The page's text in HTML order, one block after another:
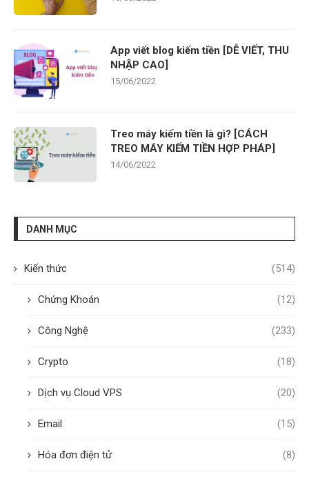
App viết blog kiếm tiền [DỄ VIẾT, THU
NHẬP CAO]
15/06/2022
Treo máy kiếm tiền là gì? [CÁCH
TREO MÁY KIẾM TIỀN HỢP PHÁP]
14/06/2022
DANH MỤC
Kiến thức (514)
Chứng Khoán (12)
Công Nghệ (233)
Crypto (18)
Dịch vụ Cloud VPS (20)
Email (15)
Hóa đơn điện tử (8)